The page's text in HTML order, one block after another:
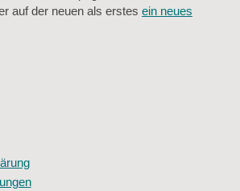
auf der neuen als erstes ein neues